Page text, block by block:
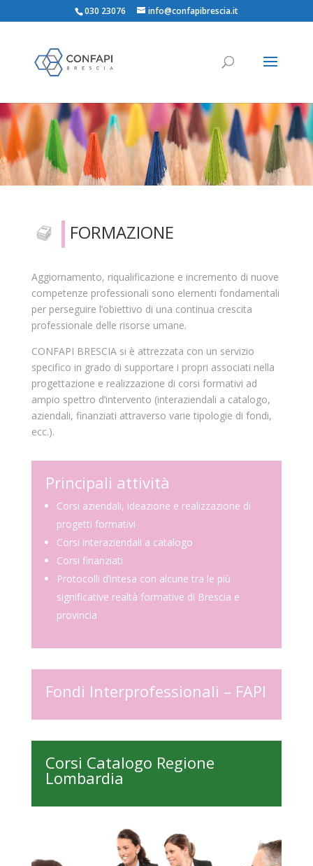
030 23076 info@confapibrescia.it
FORMAZIONE
Aggiornamento, riqualificazione e incremento di nuove
competenze professionali sono elementi fondamentali
per perseguire l’obiettivo di una continua crescita
professionale delle risorse umane.
CONFAPI BRESCIA si è attrezzata con un servizio
specifico in grado di supportare i propri associati nella
progettazione e realizzazione di corsi formativi ad
ampio spettro d’intervento (interaziendali a catalogo,
aziendali, finanziati attraverso varie tipologie di fondi,
ecc.).
Principali attività
Corsi aziendali, ideazione e realizzazione di
progetti formativi
Corsi interaziendali a catalogo
Corsi finanziati
Protocolli d’intesa con alcune tra le più
significative realtà formative di Brescia e
provincia
Fondi Interprofessionali – FAPI
Corsi Catalogo Regione
Lombardia